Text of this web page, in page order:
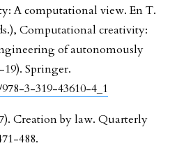
A computational view. En T.
Computational creativity:
of autonomously
19). Springer.
3-319-43610-4_1
Creation by law. Quarterly
488.